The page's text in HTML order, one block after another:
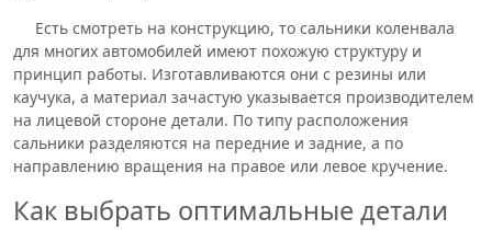
Есть смотреть на конструкцию, то сальники коленвала
для многих автомобилей имеют похожую структуру и
принцип работы. Изготавливаются они с резины или
каучука, а материал зачастую указывается производителем
на лицевой стороне детали. По типу расположения
сальники разделяются на передние и задние, а по
направлению вращения на правое или левое кручение.
Как выбрать оптимальные детали